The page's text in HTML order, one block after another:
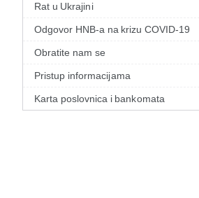
Rat u Ukrajini
Odgovor HNB-a na krizu COVID-19
Obratite nam se
Pristup informacijama
Karta poslovnica i bankomata